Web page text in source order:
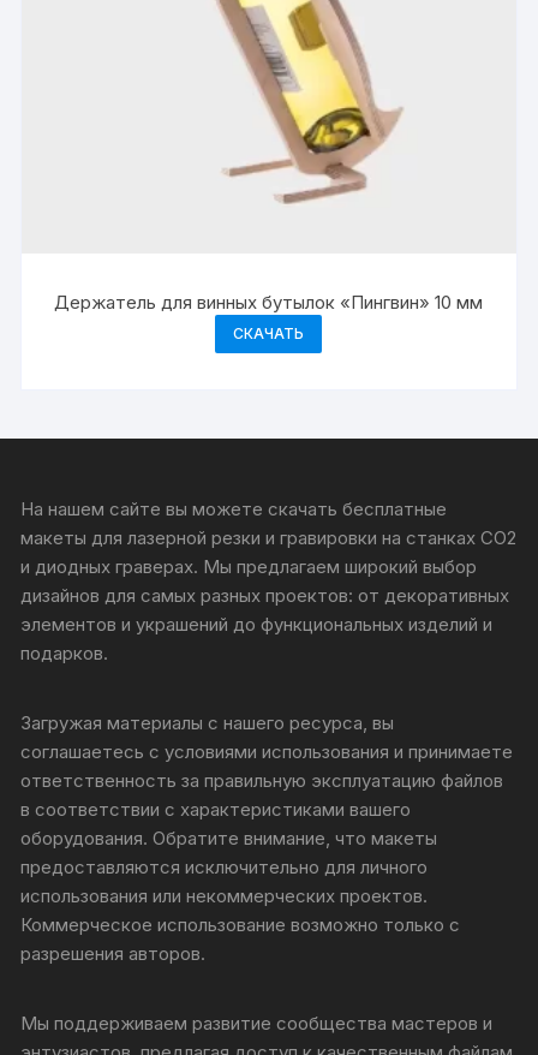
Держатель для винных бутылок «Пингвин» 10 мм
СКАЧАТЬ
На нашем сайте вы можете скачать бесплатные
макеты для лазерной резки и гравировки на станках CO2
и диодных граверах. Мы предлагаем широкий выбор
дизайнов для самых разных проектов: от декоративных
элементов и украшений до функциональных изделий и
подарков.
Загружая материалы с нашего ресурса, вы
соглашаетесь с условиями использования и принимаете
ответственность за правильную эксплуатацию файлов
в соответствии с характеристиками вашего
оборудования. Обратите внимание, что макеты
предоставляются исключительно для личного
использования или некоммерческих проектов.
Коммерческое использование возможно только с
разрешения авторов.
Мы поддерживаем развитие сообщества мастеров и